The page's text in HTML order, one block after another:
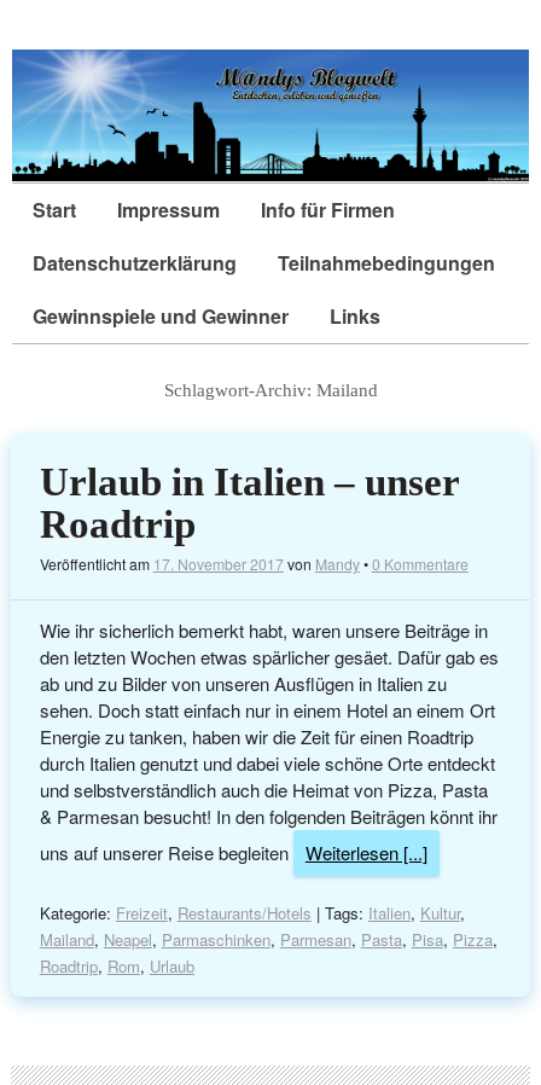
Start Impressum
Info für Firmen
Datenschutzerklärung
Teilnahmebedingungen
Gewinnspiele und Gewinner
Links
Schlagwort-Archiv: Mailand
Urlaub in Italien – unser
Roadtrip
Veröffentlicht am 17. November 2017von Mandy•0 Kommentare
Wie ihr sicherlich bemerkt habt, waren unsere Beiträge in
den letzten Wochen etwas spärlicher gesäet. Dafür gab es
ab und zu Bilder von unseren Ausflügen in Italien zu
sehen. Doch statt einfach nur in einem Hotel an einem Ort
Energie zu tanken, haben wir die Zeit für einen Roadtrip
durch Italien genutzt und dabei viele schöne Orte entdeckt
und selbstverständlich auch die Heimat von Pizza, Pasta
& Parmesan besucht! In den folgenden Beiträgen könnt ihr
uns auf unserer Reise begleiten
Weiterlesen [...]
Kategorie: Freizeit, Restaurants/Hotels | Tags: Italien, Kultur,
Mailand, Neapel, Parmaschinken, Parmesan, Pasta, Pisa, Pizza,
Roadtrip, Rom, Urlaub